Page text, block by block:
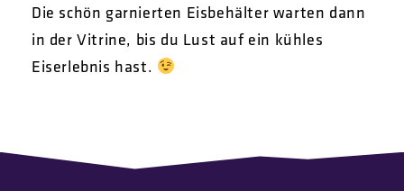
Die schön garnierten Eisbehälter warten dann
in der Vitrine, bis du Lust auf ein kühles
Eiserlebnis hast.